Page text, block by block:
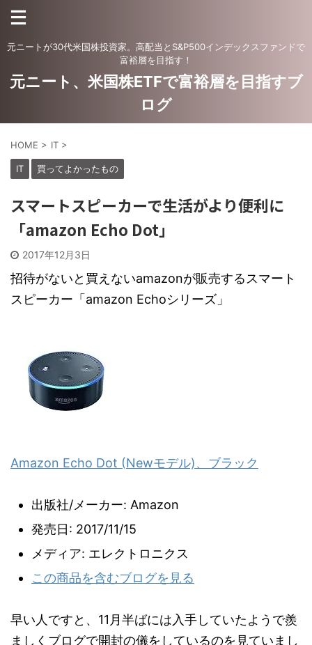
元ニートが30代米国株投資家。高配当とS&P500インデックスファンドで
富裕層を目指す！
元ニート、米国株ETFで富裕層を目指すブ
ログ
HOME > IT >
IT 買ってよかったもの
スマートスピーカーで生活がより便利に
「amazon Echo Dot」
2017年12月3日
招待がないと買えないamazonが販売するスマート
スピーカー「amazon Echoシリーズ」
Amazon Echo Dot (Newモデル)、ブラック
出版社/メーカー: Amazon
発売日: 2017/11/15
メディア: エレクトロニクス
この商品を含むブログを見る
早い人ですと、11月半ばには入手していたようで羨
ましくブログで開封の儀をしているのを見ていまし